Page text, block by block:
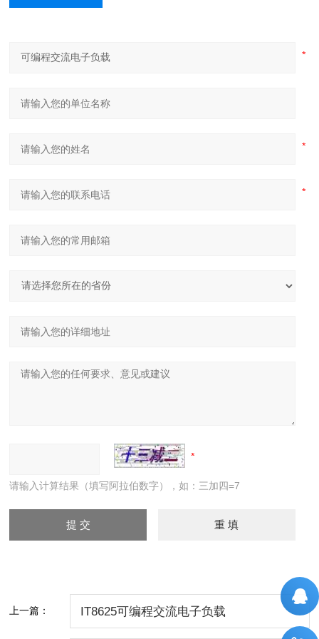
请输入计算结果（填写阿拉伯数字），如：三加四=7
上一篇： IT8625可编程交流电子负载